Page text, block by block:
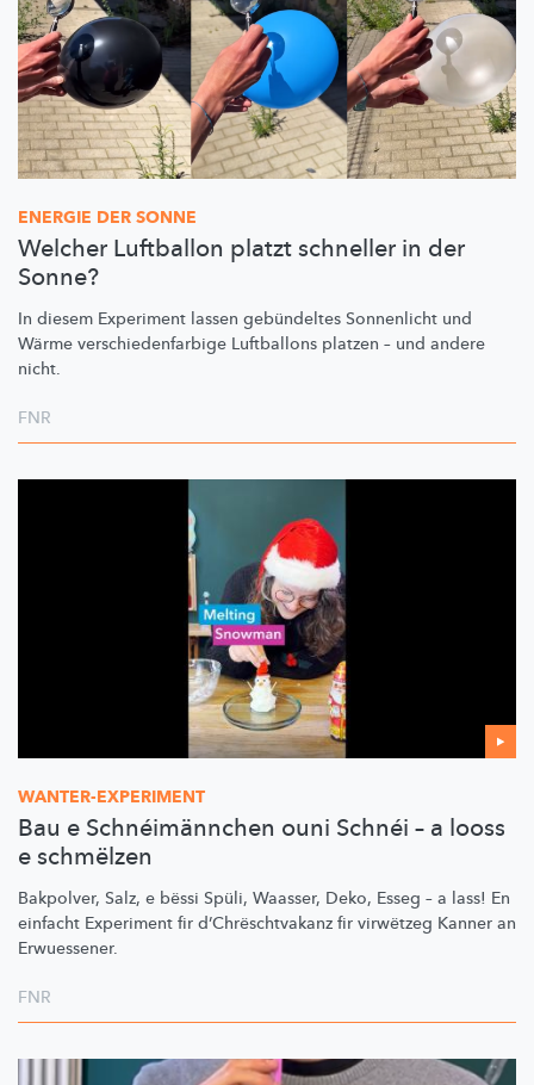
ENERGIE DER SONNE
Welcher Luftballon platzt schneller in der
Sonne?
In diesem Experiment lassen gebündeltes Sonnenlicht und
Wärme verschiedenfarbige Luftballons platzen – und andere
nicht.
FNR
WANTER-EXPERIMENT
Bau e Schnéimännchen ouni Schnéi – a looss
e schmëlzen
Bakpolver, Salz, e bëssi Spüli, Waasser, Deko, Esseg – a lass! En
einfacht Experiment fir d’Chrëschtvakanz fir virwëtzeg Kanner an
Erwuessener.
FNR